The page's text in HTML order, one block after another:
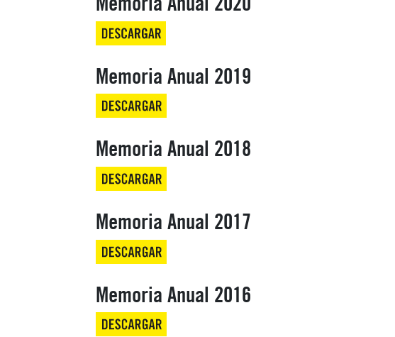
Memoria Anual 2019
Memoria Anual 2018
Memoria Anual 2017
Memoria Anual 2016